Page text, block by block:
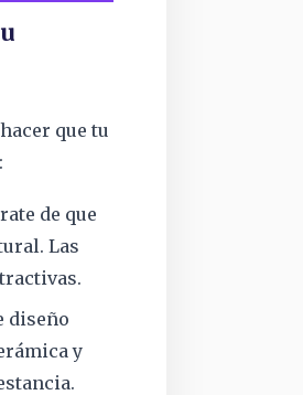
que tu
de que
Las
diseño
y